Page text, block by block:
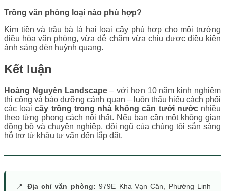
Trồng văn phòng loại nào phù hợp?
Kim tiền và trầu bà là hai loại cây phù hợp cho môi trường
điều hòa văn phòng, vừa dễ chăm vừa chịu được điều kiện
ánh sáng đèn huỳnh quang.
Kết luận
Hoàng Nguyên Landscape– với hơn 10 năm kinh nghiệm
thi công và bảo dưỡng cảnh quan – luôn thấu hiểu cách phối
các loạicây trồng trong nhà không cần tưới nướcnhiều
theo từng phong cách nội thất. Nếu bạn cần một không gian
đồng bộ và chuyên nghiệp, đội ngũ của chúng tôi sẵn sàng
hỗ trợ từ khâu tư vấn đến lắp đặt.
📍 Địa chỉ văn phòng: 979E Kha Vạn Cân, Phường Linh